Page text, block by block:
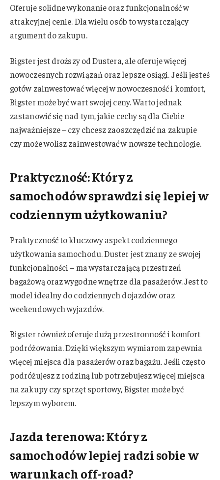
Oferuje solidne wykonanie oraz funkcjonalność w
atrakcyjnej cenie. Dla wielu osób to wystarczający
argument do zakupu.
Bigster jest droższy od Dustera, ale oferuje więcej
nowoczesnych rozwiązań oraz lepsze osiągi. Jeśli jesteś
gotów zainwestować więcej w nowoczesność i komfort,
Bigster może być wart swojej ceny. Warto jednak
zastanowić się nad tym, jakie cechy są dla Ciebie
najważniejsze – czy chcesz zaoszczędzić na zakupie
czy może wolisz zainwestować w nowsze technologie.
Praktyczność: Który z
samochodów sprawdzi się lepiej w
codziennym użytkowaniu?
Praktyczność to kluczowy aspekt codziennego
użytkowania samochodu. Duster jest znany ze swojej
funkcjonalności – ma wystarczającą przestrzeń
bagażową oraz wygodne wnętrze dla pasażerów. Jest to
model idealny do codziennych dojazdów oraz
weekendowych wyjazdów.
Bigster również oferuje dużą przestronność i komfort
podróżowania. Dzięki większym wymiarom zapewnia
więcej miejsca dla pasażerów oraz bagażu. Jeśli często
podróżujesz z rodziną lub potrzebujesz więcej miejsca
na zakupy czy sprzęt sportowy, Bigster może być
lepszym wyborem.
Jazda terenowa: Który z
samochodów lepiej radzi sobie w
warunkach off-road?